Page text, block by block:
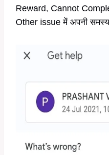
Reward, Cannot
Other issue में अपनी